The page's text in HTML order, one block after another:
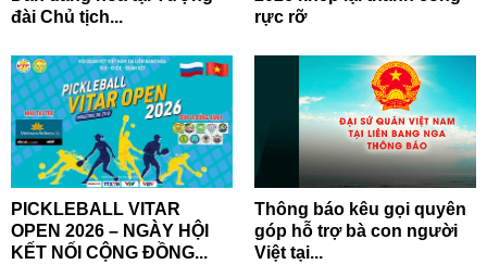
đài Chủ tịch...
rực rỡ
PICKLEBALL VITAR
OPEN 2026 – NGÀY HỘI
KẾT NỐI CỘNG ĐỒNG...
Thông báo kêu gọi quyên
góp hỗ trợ bà con người
Việt tại...